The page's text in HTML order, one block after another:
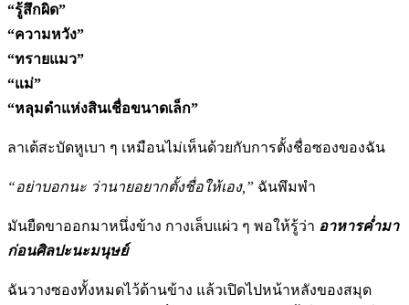
“รู้สึกผิด”
“ความหวัง”
“ทรายแมว”
“แม่”
“หลุมดำแห่งสินเชื่อขนาดเล็ก”
ลาเต้สะบัดหูเบา ๆ เหมือนไม่เห็นด้วยกับการตั้งชื่อซองของฉัน
“อย่าบอกนะ ว่านายอยากตั้งชื่อให้เอง,” ฉันพึมพำ
มันยืดขาออกมาหนึ่งข้าง กางเล็บแผ่ว ๆ พอให้รู้ว่า อาหารค่ำมา
ก่อนศิลปะนะมนุษย์
ฉันวางซองทั้งหมดไว้ด้านข้าง แล้วเปิดไปหน้าหลังของสมุด